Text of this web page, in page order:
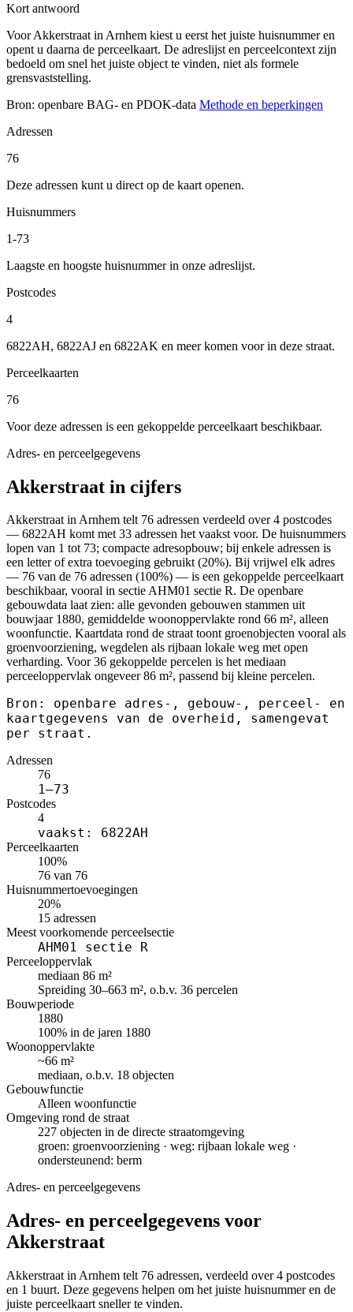
Kort antwoord
Voor Akkerstraat in Arnhem kiest u eerst het juiste huisnummer en
opent u daarna de perceelkaart. De adreslijst en perceelcontext zijn
bedoeld om snel het juiste object te vinden, niet als formele
grensvaststelling.
Bron: openbare BAG- en PDOK-data Methode en beperkingen
Adressen
76
Deze adressen kunt u direct op de kaart openen.
Huisnummers
1-73
Laagste en hoogste huisnummer in onze adreslijst.
Postcodes
4
6822AH, 6822AJ en 6822AK en meer komen voor in deze straat.
Perceelkaarten
76
Voor deze adressen is een gekoppelde perceelkaart beschikbaar.
Adres- en perceelgegevens
Akkerstraat in cijfers
Akkerstraat in Arnhem telt 76 adressen verdeeld over 4 postcodes
— 6822AH komt met 33 adressen het vaakst voor. De huisnummers
lopen van 1 tot 73; compacte adresopbouw; bij enkele adressen is
een letter of extra toevoeging gebruikt (20%). Bij vrijwel elk adres
— 76 van de 76 adressen (100%) — is een gekoppelde perceelkaart
beschikbaar, vooral in sectie AHM01 sectie R. De openbare
gebouwdata laat zien: alle gevonden gebouwen stammen uit
bouwjaar 1880, gemiddelde woonoppervlakte rond 66 m², alleen
woonfunctie. Kaartdata rond de straat toont groenobjecten vooral als
groenvoorziening, wegdelen als rijbaan lokale weg met open
verharding. Voor 36 gekoppelde percelen is het mediaan
perceeloppervlak ongeveer 86 m², passend bij kleine percelen.
Bron: openbare adres-, gebouw-, perceel- en
kaartgegevens van de overheid, samengevat
per straat.
Adressen
76
1–73
Postcodes
4
vaakst: 6822AH
Perceelkaarten
100%
76 van 76
Huisnummertoevoegingen
20%
15 adressen
Meest voorkomende perceelsectie
AHM01 sectie R
Perceeloppervlak
mediaan 86 m²
Spreiding 30–663 m², o.b.v. 36 percelen
Bouwperiode
1880
100% in de jaren 1880
Woonoppervlakte
~66 m²
mediaan, o.b.v. 18 objecten
Gebouwfunctie
Alleen woonfunctie
Omgeving rond de straat
227 objecten in de directe straatomgeving
groen: groenvoorziening · weg: rijbaan lokale weg ·
ondersteunend: berm
Adres- en perceelgegevens
Adres- en perceelgegevens voor
Akkerstraat
Akkerstraat in Arnhem telt 76 adressen, verdeeld over 4 postcodes
en 1 buurt. Deze gegevens helpen om het juiste huisnummer en de
juiste perceelkaart sneller te vinden.